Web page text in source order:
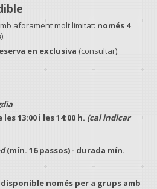
aforament molt limitat: només 4
).
en exclusiva (consultar).
les13:00 i les14:00 h. (cal indicar
(mín. 16 passos) · durada mín.
només per a grups amb